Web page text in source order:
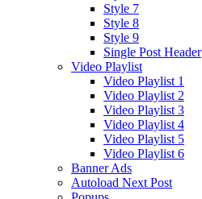
Style 7
Style 8
Style 9
Single Post Header
Video Playlist
Video Playlist 1
Video Playlist 2
Video Playlist 3
Video Playlist 4
Video Playlist 5
Video Playlist 6
Banner Ads
Autoload Next Post